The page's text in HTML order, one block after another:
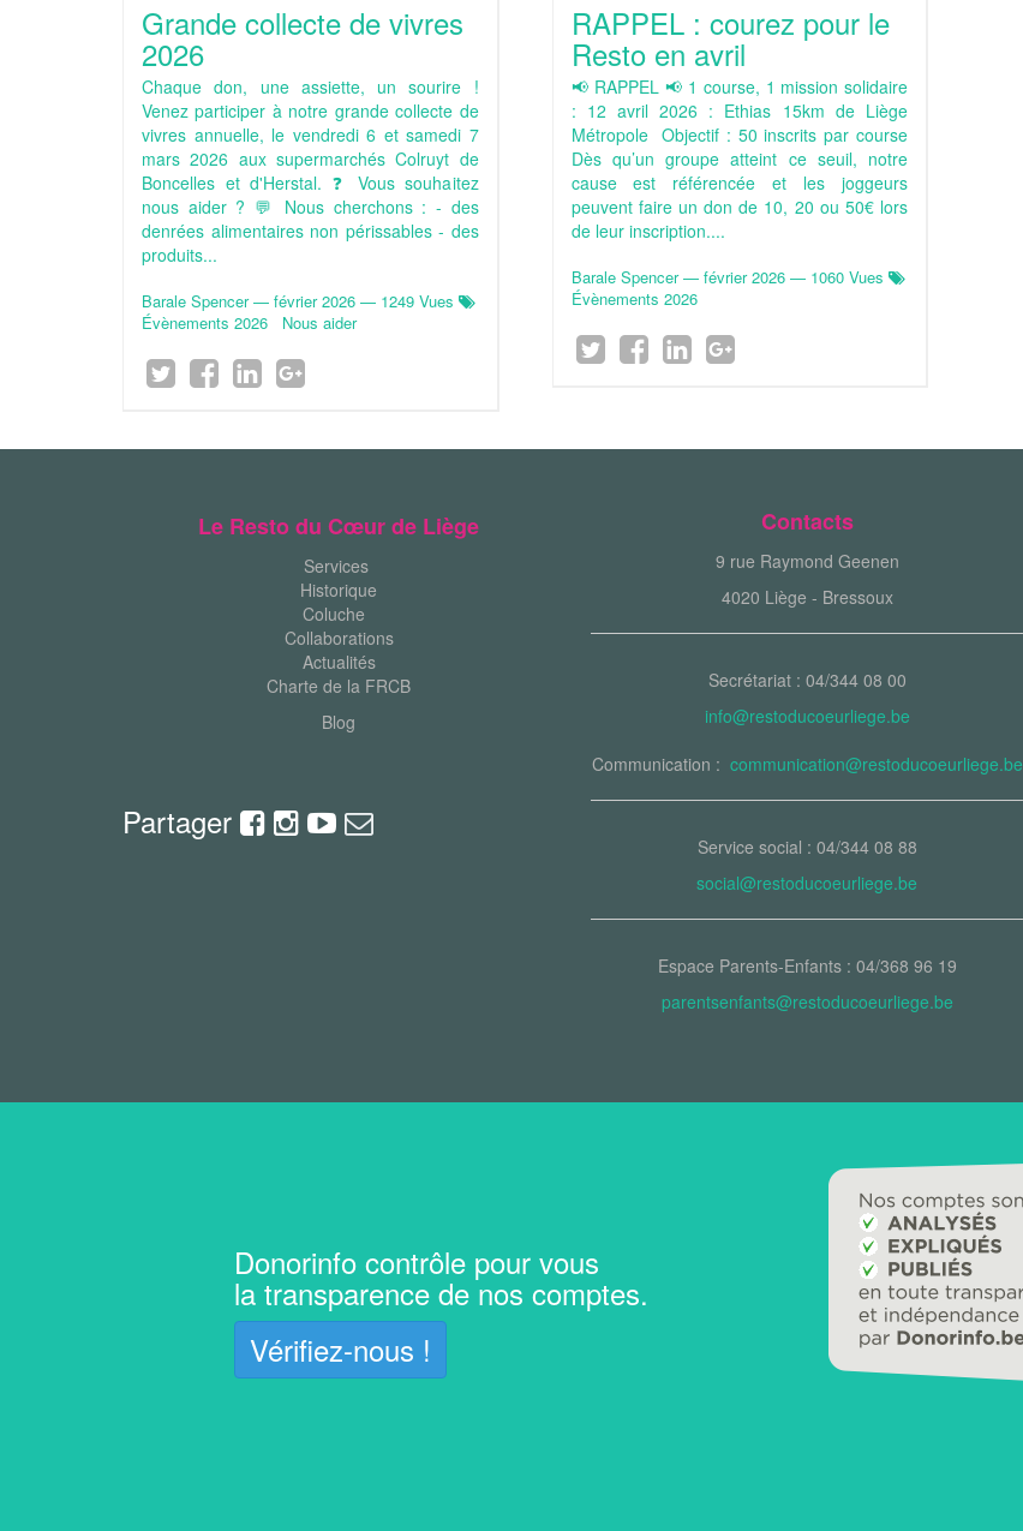
Grande collecte de vivres
2026
Chaque don, une assiette, un sourire !
Venez participer à notre grande collecte de
vivres annuelle, le vendredi 6 et samedi 7
mars 2026 aux supermarchés Colruyt de
Boncelles et d'Herstal. ❓ Vous souhaitez
nous aider ? 💬 Nous cherchons : - des
denrées alimentaires non périssables - des
produits...
Barale Spencer— février 2026 — 1249 Vues
Évènements 2026
Nous aider
RAPPEL : courez pour le
Resto en avril
📢 RAPPEL 📢 1 course, 1 mission solidaire
: 12 avril 2026 : Ethias 15km de Liège
Métropole Objectif : 50 inscrits par course
Dès qu’un groupe atteint ce seuil, notre
cause est référencée et les joggeurs
peuvent faire un don de 10, 20 ou 50€ lors
de leur inscription....
Barale Spencer— février 2026 — 1060 Vues
Évènements 2026
Le Resto du Cœur de Liège
Services
Historique
Coluche
Collaborations
Actualités
Charte de la FRCB
Blog
Partager
Contacts
9 rue Raymond Geenen
4020 Liège - Bressoux
Secrétariat : 04/344 08 00
info@restoducoeurliege.be
Communication : communication@restoducoeurliege.be
Service social : 04/344 08 88
social@restoducoeurliege.be
Espace Parents-Enfants : 04/368 96 19
parentsenfants@restoducoeurliege.be
Donorinfo contrôle pour vous
la transparence de nos comptes.
Vérifiez-nous !